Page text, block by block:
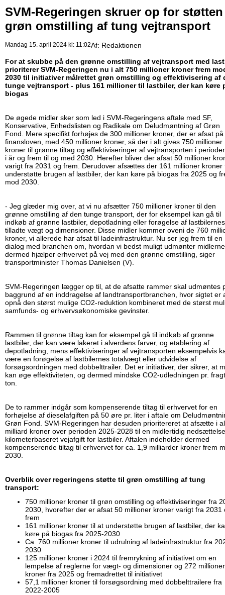
SVM-Regeringen skruer op for
grøn omstilling af tung vejtransport
Mandag 15. april 2024 kl: 11:02Af: Redaktionen
For at skubbe på den grønne omstilling af vejtransport med
prioriterer SVM-Regeringen nu i alt 750 millioner kroner frem
2030 til initiativer målrettet grøn omstilling og effektivisering af
tunge vejtransport - plus 161 millioner til lastbiler, der kan køre
biogas
De øgede midler sker som led i SVM-Regeringens aftale med SF,
Konservative, Enhedslisten og Radikale om Deludmøntning af Grøn
Fond. Mere specifikt forhøjes de 300 millioner kroner, der er afsat på
finansloven, med 450 millioner kroner, så der i alt gives 750 millioner
kroner til grønne tiltag og effektiviseringer af vejtransporten i
i år og frem til og med 2030. Herefter bliver der afsat 50 millioner
varigt fra 2031 og frem. Derudover afsættes der 161 millioner kroner
understøtte brugen af lastbiler, der kan køre på biogas fra 2025 og
mod 2030.
- Jeg glæder mig over, at vi nu afsætter 750 millioner kroner til den
grønne omstilling af den tunge transport, der for eksempel kan gå til
indkøb af grønne lastbiler, depotladning eller forøgelse af lastbilernes
tilladte vægt og dimensioner. Disse midler kommer oveni de 760
kroner, vi allerede har afsat til ladeinfrastruktur. Nu ser jeg frem til en
dialog med branchen om, hvordan vi bedst muligt udmønter
dermed hjælper erhvervet på vej med den grønne omstilling, siger
transportminister Thomas Danielsen (V).
SVM-Regeringen lægger op til, at de afsatte rammer skal udmøntes
baggrund af en inddragelse af landtransportbranchen, hvor sigtet er
opnå den størst mulige CO2-reduktion kombineret med de størst
samfunds- og erhvervsøkonomiske gevinster.
Rammen til grønne tiltag kan for eksempel gå til indkøb af grønne
lastbiler, der kan være lakeret i alverdens farver, og etablering af
depotladning, mens effektiviseringer af vejtransporten eksempelvis
være en forøgelse af lastbilernes totalvægt eller udvidelse af
forsøgsordningen med dobbelttrailer. Det er initiativer, der sikrer, at
kan øge effektiviteten, og dermed mindske CO2-udledningen pr.
ton.
De to rammer indgår som kompenserende tiltag til erhvervet for en
forhøjelse af dieselafgiften på 50 øre pr. liter i aftale om
Grøn Fond. SVM-Regeringen har desuden prioritereret at afsætte i
milliard kroner over perioden 2025-2028 til en midlertidig
kilometerbaseret vejafgift for lastbiler. Aftalen indeholder dermed
kompenserende tiltag til erhvervet for ca. 1,9 milliarder kroner frem
2030.
Overblik over regeringens støtte til grøn omstilling af tung
transport:
750 millioner kroner til grøn omstilling og effektiviseringer fra
2030, hvorefter der er afsat 50 millioner kroner varigt fra 2031
frem
161 millioner kroner til at understøtte brugen af lastbiler, der
køre på biogas fra 2025-2030
Ca. 760 millioner kroner til udrulning af ladeinfrastruktur fra
2030
125 millioner kroner i 2024 til fremrykning af initiativet om en
lempelse af reglerne for vægt- og dimensioner og 272 millioner
kroner fra 2025 og fremadrettet til initiativet
57,1 millioner kroner til forsøgsordning med dobbelttrailere fra
2022-2005